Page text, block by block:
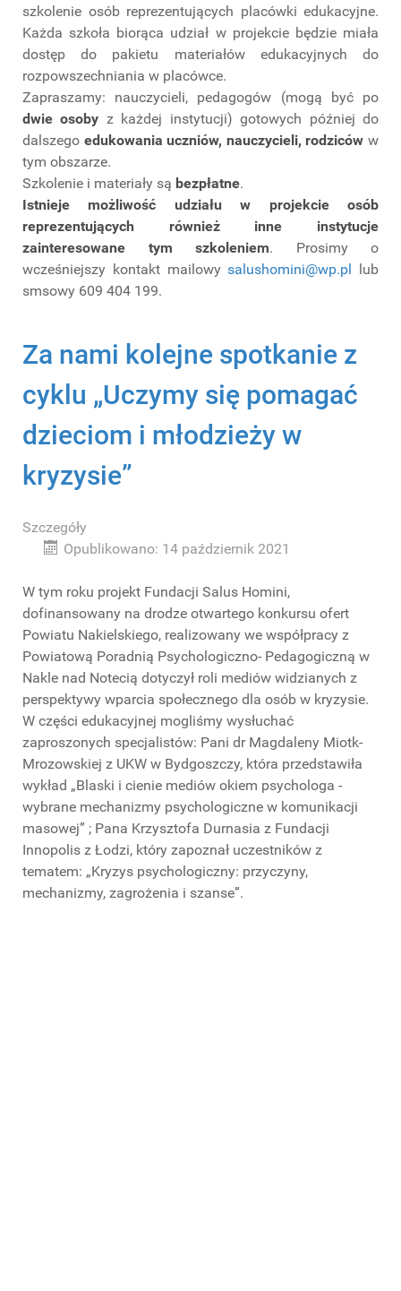
szkolenie osób reprezentujących placówki edukacyjne.
Każda szkoła biorąca udział w projekcie będzie miała
dostęp do pakietu materiałów edukacyjnych do
rozpowszechniania w placówce.
Zapraszamy: nauczycieli, pedagogów (mogą być po
dwie osoby z każdej instytucji) gotowych później do
dalszego edukowania uczniów, nauczycieli, rodziców w
tym obszarze.
Szkolenie i materiały są bezpłatne.
Istnieje możliwość udziału w projekcie osób
reprezentujących również inne instytucje
zainteresowane tym szkoleniem. Prosimy o
wcześniejszy kontakt mailowysalushomini@wp.pl
lub
smsowy 609 404 199.
Za nami kolejne spotkanie z
cyklu „Uczymy się pomagać
dzieciom i młodzieży w
kryzysie”
Szczegóły
Opublikowano: 14 październik 2021
W tym roku projekt Fundacji Salus Homini,
dofinansowany na drodze otwartego konkursu ofert
Powiatu Nakielskiego, realizowany we współpracy z
Powiatową Poradnią Psychologiczno- Pedagogiczną w
Nakle nad Notecią dotyczył roli mediów widzianych z
perspektywy wparcia społecznego dla osób w kryzysie.
W części edukacyjnej mogliśmy wysłuchać
zaproszonych specjalistów: Pani dr Magdaleny Miotk-
Mrozowskiej z UKW w Bydgoszczy, która przedstawiła
wykład „Blaski i cienie mediów okiem psychologa -
wybrane mechanizmy psychologiczne w komunikacji
masowej” ; Pana Krzysztofa Durnasia z Fundacji
Innopolis z Łodzi, który zapoznał uczestników z
tematem: „Kryzys psychologiczny: przyczyny,
mechanizmy, zagrożenia i szanse”.